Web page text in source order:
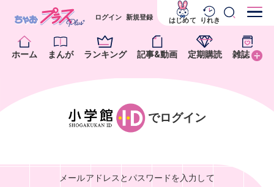
ホーム まんが ランキング 記事&動画 定期購読 雑誌
ログイン 新規登録 はじめて りれき
でログイン
メールアドレスとパスワードを入力して